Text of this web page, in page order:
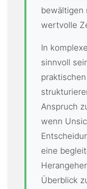
bewältigen
wertvolle
In
sinnvoll
Anspruch
wenn
eine
Überblick